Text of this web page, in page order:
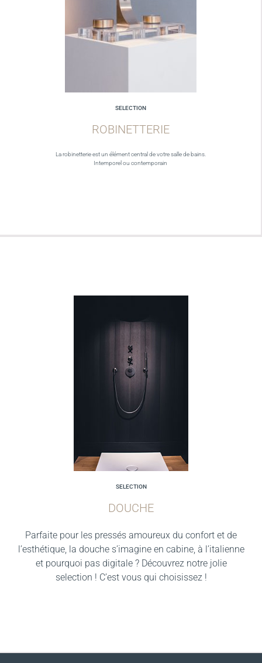
SELECTION
ROBINETTERIE
La robinetterie est un élément central de votre salle de bains.
Intemporel ou contemporain
SELECTION
DOUCHE
Parfaite pour les pressés amoureux du confort et de
l’esthétique, la douche s’imagine en cabine, à l’italienne
et pourquoi pas digitale ? Découvrez notre jolie
selection ! C’est vous qui choisissez !